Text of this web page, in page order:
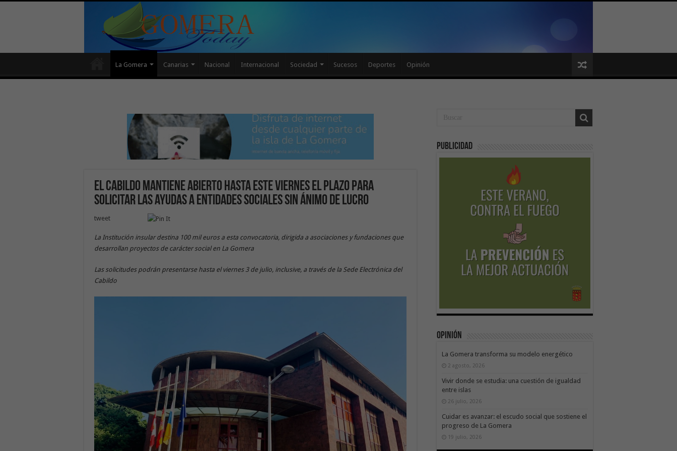
La Gomera Canarias Nacional Internacional Sociedad Sucesos Deportes Opinión
El Cabildo mantiene abierto hasta este viernes el plazo para
solicitar las ayudas a entidades sociales sin ánimo de lucro
tweet
La Institución insular destina 100 mil euros a esta convocatoria, dirigida a asociaciones y fundaciones que
desarrollan proyectos de carácter social en La Gomera
Las solicitudes podrán presentarse hasta el viernes 3 de julio, inclusive, a través de la Sede Electrónica del
Cabildo
Publicidad
Opinión
La Gomera transforma su modelo energético
2 agosto, 2026
Vivir donde se estudia: una cuestión de igualdad
entre islas
26 julio, 2026
Cuidar es avanzar: el escudo social que sostiene el
progreso de La Gomera
19 julio, 2026